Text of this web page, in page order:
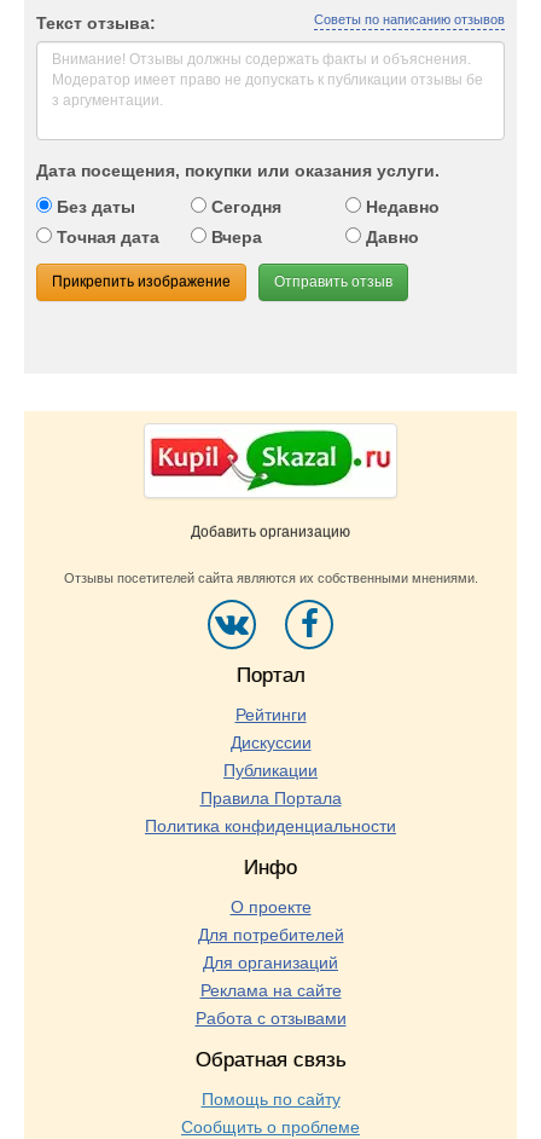
Текст отзыва: Советы по написанию отзывов
Дата посещения, покупки или оказания услуги.
Без даты
Сегодня
Недавно
Точная дата
Вчера Давно
Прикрепить изображение Отправить отзыв
Добавить организацию
Отзывы посетителей сайта являются их собственными мнениями.
Портал
Рейтинги
Дискуссии
Публикации
Правила Портала
Политика конфиденциальности
Инфо
О проекте
Для потребителей
Для организаций
Реклама на сайте
Работа с отзывами
Обратная связь
Помощь по сайту
Сообщить о проблеме